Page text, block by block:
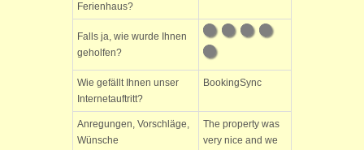
Ferienhaus?
Falls ja, wie wurde Ihnen
geholfen?
Wie gefällt Ihnen unser
Internetauftritt?
BookingSync
Anregungen, Vorschläge,
Wünsche
The property was
very nice and we